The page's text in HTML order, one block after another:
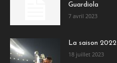
Guardiola
7 avril 2023
La saison
18 juillet 2023